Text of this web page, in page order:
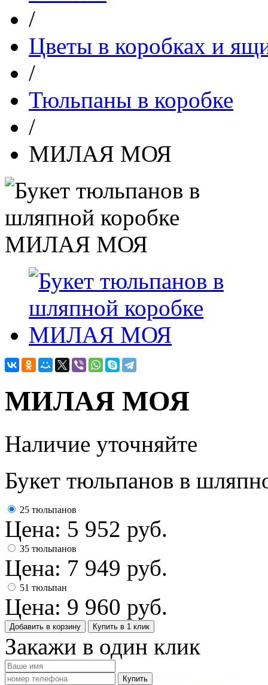
/
Цветы в коробках и
/
Тюльпаны в коробке
/
МИЛАЯ МОЯ
МИЛАЯ МОЯ
Наличие уточняйте
Букет тюльпанов в
25 тюльпанов
Цена: 5 952 руб.
35 тюльпанов
Цена: 7 949 руб.
51 тюльпан
Цена: 9 960 руб.
Добавить в корзину Купить в 1 клик
Закажи в один клик
Купить